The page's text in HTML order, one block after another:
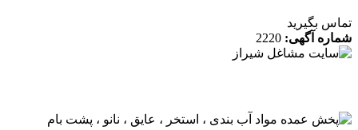
تماس بگیرید
شماره آگهی: 2220